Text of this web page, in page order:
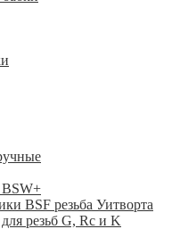
+
BSF резьба Уитворта
резьб G, Rc и K